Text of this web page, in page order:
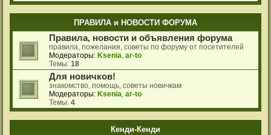
ПРАВИЛА и НОВОСТИ ФОРУМА
Правила, новости и объявления форума
правила, пожелания, советы по форуму от посетителей
Модераторы: Ksenia, ar-to
Темы: 18
Для новичков!
знакомство, помощь, советы новичкам
Модераторы: Ksenia, ar-to
Темы: 4
Кенди-Кенди